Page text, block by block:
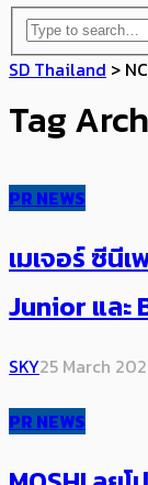
SD Thailand >
Tag
PR NEWS
เมเจอร์ ซีนี
Junior และ
SKY25 March
PR NEWS